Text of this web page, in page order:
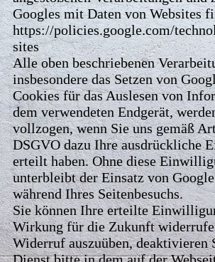
Googles mit Daten von Websites
https://policies.google.com/
sites
Alle oben beschriebenen
insbesondere das Setzen von
Cookies für das Auslesen von
dem verwendeten Endgerät,
vollzogen, wenn Sie uns gemäß
DSGVO dazu Ihre ausdrückliche
erteilt haben. Ohne diese
unterbleibt der Einsatz von
während Ihres Seitenbesuchs.
Sie können Ihre erteilte
Wirkung für die Zukunft
Widerruf auszuüben, deaktivieren